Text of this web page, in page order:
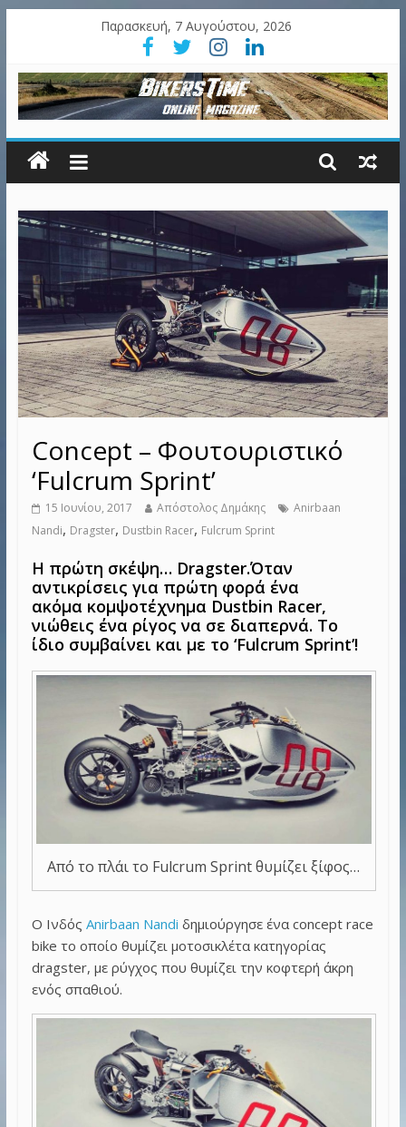
Παρασκευή, 7 Αυγούστου, 2026
Concept – Φουτουριστικό
‘Fulcrum Sprint’
15 Ιουνίου, 2017 Απόστολος Δημάκης
Anirbaan
Nandi, Dragster, Dustbin Racer, Fulcrum Sprint
Η πρώτη σκέψη… Dragster.Όταν
αντικρίσεις για πρώτη φορά ένα
ακόμα κομψοτέχνημα Dustbin Racer,
νιώθεις ένα ρίγος να σε διαπερνά. Το
ίδιο συμβαίνει και με το ‘Fulcrum Sprint’!
Από το πλάι το Fulcrum Sprint θυμίζει ξίφος…
Ο Ινδός Anirbaan Nandi δημιούργησε ένα concept race
bike το οποίο θυμίζει μοτοσικλέτα κατηγορίας
dragster, με ρύγχος που θυμίζει την κοφτερή άκρη
ενός σπαθιού.